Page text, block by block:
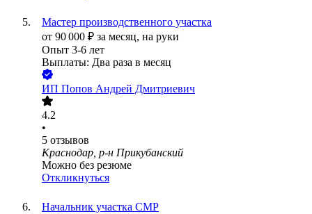
Мастер производственного участка
от 90 000 ₽ за месяц, на руки
Опыт 3-6 лет
Выплаты: Два раза в месяц
ИП Попов Андрей Дмитриевич
4.2
•
5 отзывов
Краснодар, р-н Прикубанский
Можно без резюме
Откликнуться
Начальник участка СМР